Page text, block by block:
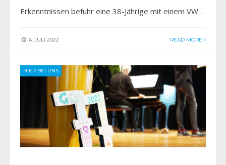
Erkenntnissen befuhr eine 38-Jährige mit einem VW…
6. JULI 2022 READ MORE
HIER BEI UNS